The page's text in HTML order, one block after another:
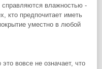
влажностью -
кто предпочитает иметь
уместно в любой
вовсе не означает, что